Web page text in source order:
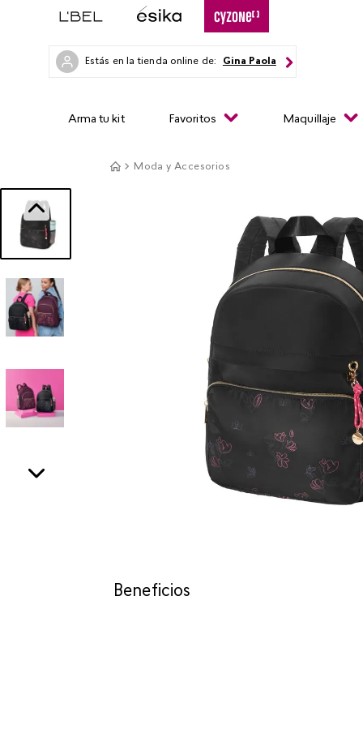
Estás en la tienda online de: Gina Paola
Arma tu kit Favoritos Maquillaje
Moda y Accesorios
Beneficios